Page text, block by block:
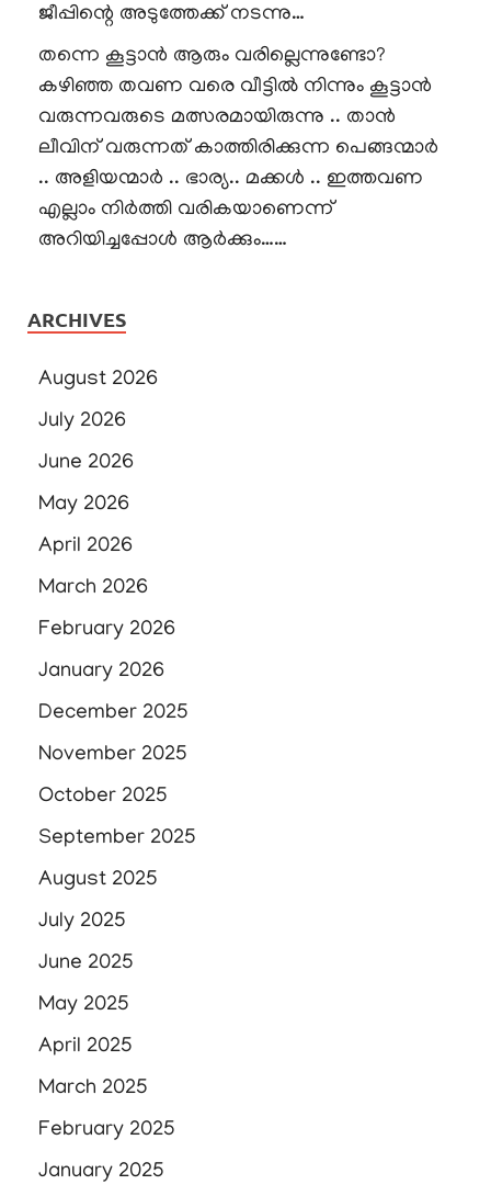
ജീപ്പിന്റെ അടുത്തേക്ക് നടന്നു…
തന്നെ കൂട്ടാൻ ആരും വരില്ലെന്നുണ്ടോ?
കഴിഞ്ഞ തവണ വരെ വീട്ടിൽ നിന്നും കൂട്ടാൻ
വരുന്നവരുടെ മത്സരമായിരുന്നു .. താൻ
ലീവിന് വരുന്നത് കാത്തിരിക്കുന്ന പെങ്ങന്മാർ
.. അളിയന്മാർ .. ഭാര്യ.. മക്കൾ .. ഇത്തവണ
എല്ലാം നിർത്തി വരികയാണെന്ന്
അറിയിച്ചപ്പോൾ ആർക്കും……
ARCHIVES
August 2026
July 2026
June 2026
May 2026
April 2026
March 2026
February 2026
January 2026
December 2025
November 2025
October 2025
September 2025
August 2025
July 2025
June 2025
May 2025
April 2025
March 2025
February 2025
January 2025